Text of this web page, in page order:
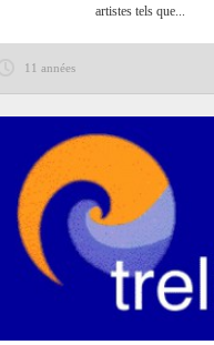
artistes tels que...
11 années